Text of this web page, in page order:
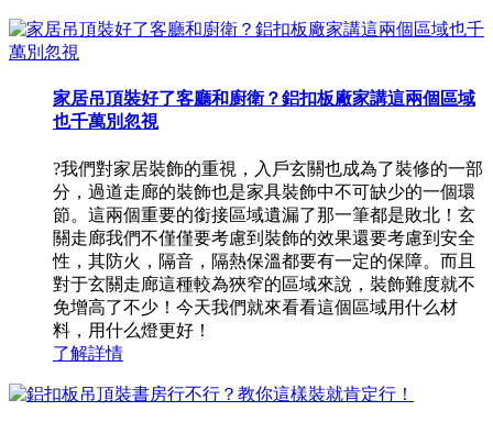
家居吊頂裝好了客廳和廚衛？鋁扣板廠家講這兩個區域
也千萬別忽視
?我們對家居裝飾的重視，入戶玄關也成為了裝修的一部
分，過道走廊的裝飾也是家具裝飾中不可缺少的一個環
節。這兩個重要的銜接區域遺漏了那一筆都是敗北！玄
關走廊我們不僅僅要考慮到裝飾的效果還要考慮到安全
性，其防火，隔音，隔熱保溫都要有一定的保障。而且
對于玄關走廊這種較為狹窄的區域來說，裝飾難度就不
免增高了不少！今天我們就來看看這個區域用什么材
料，用什么燈更好！
了解詳情